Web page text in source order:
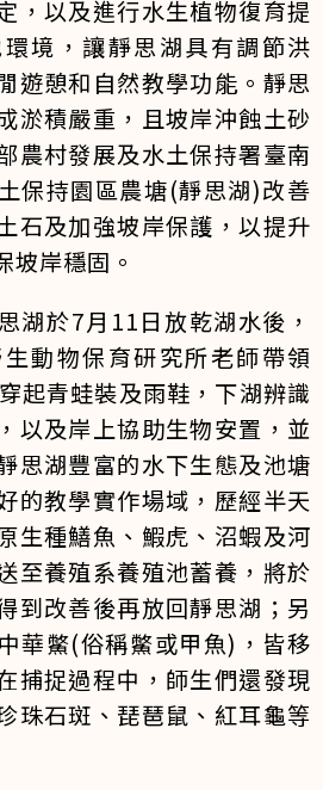
，以及進行水生植物復育提
境，讓靜思湖具有調節洪
遊憩和自然教學功能。靜思
淤積嚴重，且坡岸沖蝕土砂
農村發展及水土保持署臺南
保持園區農塘(靜思湖)改善
石及加強坡岸保護，以提升
坡岸穩固。
湖於7月11日放乾湖水後，
動物保育研究所老師帶領
起青蛙裝及雨鞋，下湖辨識
以及岸上協助生物安置，並
思湖豐富的水下生態及池塘
的教學實作場域，歷經半天
生種鱔魚、鰕虎、沼蝦及河
至養殖系養殖池蓄養，將於
到改善後再放回靜思湖；另
華鱉(俗稱鱉或甲魚)，皆移
捕捉過程中，師生們還發現
珠石斑、琵琶鼠、紅耳龜等